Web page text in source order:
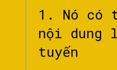
1. Nó có
nội dung
tuyến